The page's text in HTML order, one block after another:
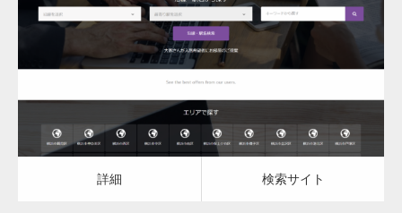
詳細 検索サイト
詳細 検索サイト